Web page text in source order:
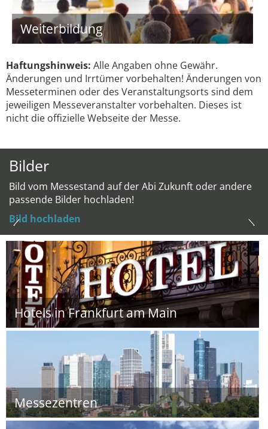
Weiterbildung
Haftungshinweis: Alle Angaben ohne Gewähr.
Änderungen und Irrtümer vorbehalten! Änderungen von
Messeterminen oder des Veranstaltungsorts sind dem
jeweiligen Messeveranstalter vorbehalten. Dieses ist
nicht die offizielle Webseite der Messe.
Bilder
Bild vom Messestand auf der Abi Zukunft oder andere
passende Bilder hochladen!
Bild hochladen
Hotels in Frankfurt am Main
Messezentren